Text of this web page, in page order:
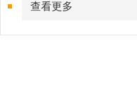
查看更多